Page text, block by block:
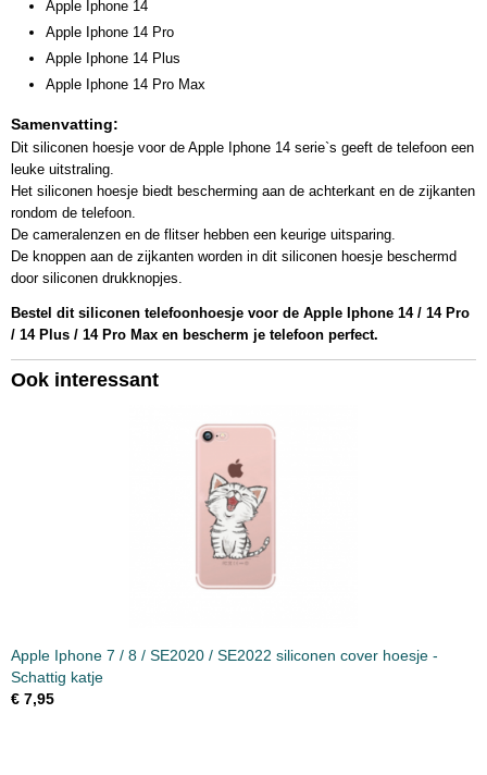
Apple Iphone 14
Apple Iphone 14 Pro
Apple Iphone 14 Plus
Apple Iphone 14 Pro Max
Samenvatting:
Dit siliconen hoesje voor de Apple Iphone 14 serie`s geeft de telefoon een
leuke uitstraling.
Het siliconen hoesje biedt bescherming aan de achterkant en de zijkanten
rondom de telefoon.
De cameralenzen en de flitser hebben een keurige uitsparing.
De knoppen aan de zijkanten worden in dit siliconen hoesje beschermd
door siliconen drukknopjes.
Bestel dit siliconen telefoonhoesje voor de Apple Iphone 14 / 14 Pro
/ 14 Plus / 14 Pro Max en bescherm je telefoon perfect.
Ook interessant
Apple Iphone 7 / 8 / SE2020 / SE2022 siliconen cover hoesje -
Schattig katje
€ 7,95